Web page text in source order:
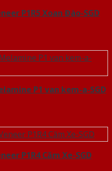
P1R5 Xoan Đào-SGD
P1 van kem-a-SGD
P1R4 Căm Xe-SGD